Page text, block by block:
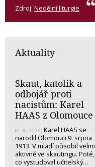
Zdroj: Nedělní liturgie
Aktuality
Skaut, katolík a
odbojář proti
nacistům: Karel
HAAS z Olomouce
(9. 8. 2026) Karel HAAS se
narodil Olomouci 9. srpna
1913. V mládí působil velmi
aktivně ve skautingu. Poté,
co vystudoval učitelský…